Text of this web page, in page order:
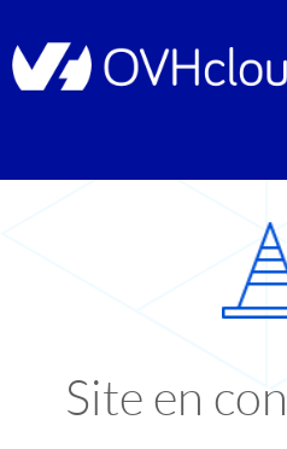
Site en